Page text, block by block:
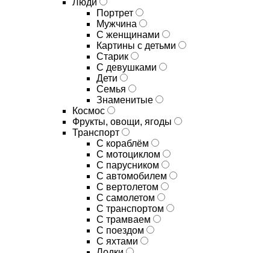
Люди
Портрет
Мужчина
С женщинами
Картины с детьми
Старик
С девушками
Дети
Семья
Знаменитые
Космос
Фрукты, овощи, ягоды
Транспорт
С кораблём
С мотоциклом
С парусником
С автомобилем
С вертолетом
С самолетом
С транспортом
С трамваем
С поездом
С яхтами